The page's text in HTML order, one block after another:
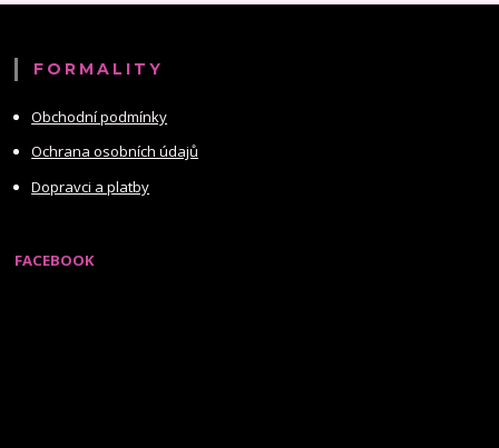
FORMALITY
Obchodní podmínky
Ochrana osobních údajů
Dopravci a platby
FACEBOOK